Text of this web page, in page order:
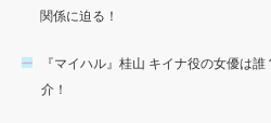
関係に迫る！
『マイハル』桂山 キイナ役の女優は
介！